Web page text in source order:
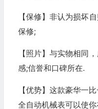
【保修】非认为损坏
保修;
【照片】与实物相同
感;信誉和口碑所在.
【优势】这款豪华一
全自动机械表可以使你